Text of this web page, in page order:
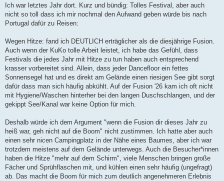
Ich war letztes Jahr dort. Kurz und bündig: Tolles Festival, aber auch
nicht so toll dass ich mir nochmal den Aufwand geben würde bis nach
Portugal dafür zu Reisen:
Wegen Hitze: fand ich DEUTLICH erträglicher als die diesjährige Fusion.
Auch wenn der KuKo tolle Arbeit leistet, ich habe das Gefühl, dass
Festivals die jedes Jahr mit Hitze zu tun haben auch entsprechend
krasser vorbereitet sind. Allein, dass jeder Dancefloor ein fettes
Sonnensegel hat und es direkt am Gelände einen riesigen See gibt sorgt
dafür dass man sich häufig abkühlt. Auf der Fusion '26 kam ich oft nicht
mit Hygiene/Waschen hinterher bei den langen Duschschlangen, und der
gekippt See/Kanal war keine Option für mich.
Deshalb würde ich dem Argument "wenn die Fusion dir dieses Jahr zu
heiß war, geh nicht auf die Boom" nicht zustimmen. Ich hatte aber auch
einen sehr nicen Campingplatz in der Nähe eines Baumes, aber ich war
trotzdem meistens auf dem Gelände unterwegs. Auch die Besucher*innen
haben die Hitze "mehr auf dem Schirm", viele Menschen bringen große
Fächer und Sprühflaschen mit, und kühlen einen sehr häufig (ungefragt)
ab. Das macht die Boom für mich zum deutlich angenehmeren Erlebnis